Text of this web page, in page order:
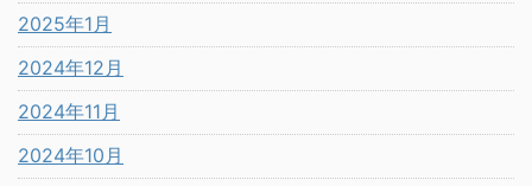
2025年1月
2024年12月
2024年11月
2024年10月